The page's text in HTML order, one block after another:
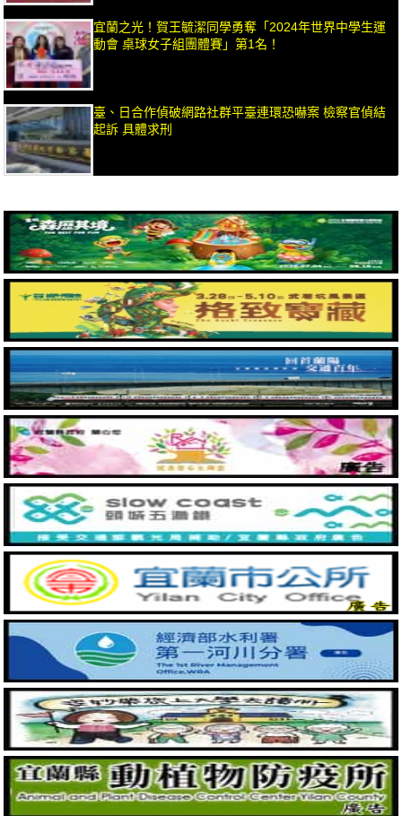
宜蘭之光！賀王毓潔同學勇奪「2024年世界中學生運
動會 桌球女子組團體賽」第1名！
臺、日合作偵破網路社群平臺連環恐嚇案 檢察官偵結
起訴 具體求刑